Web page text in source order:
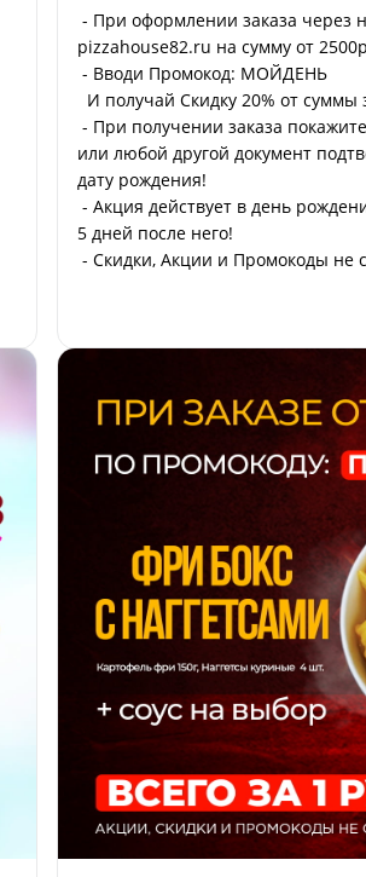
- При оформлении заказа через
pizzahouse82.ru на сумму от
- Вводи Промокод: МОЙДЕНЬ
И получай Скидку 20% от суммы
- При получении заказа
или любой другой документ
дату рождения!
- Акция действует в день
5 дней после него!
- Скидки, Акции и Промокоды не